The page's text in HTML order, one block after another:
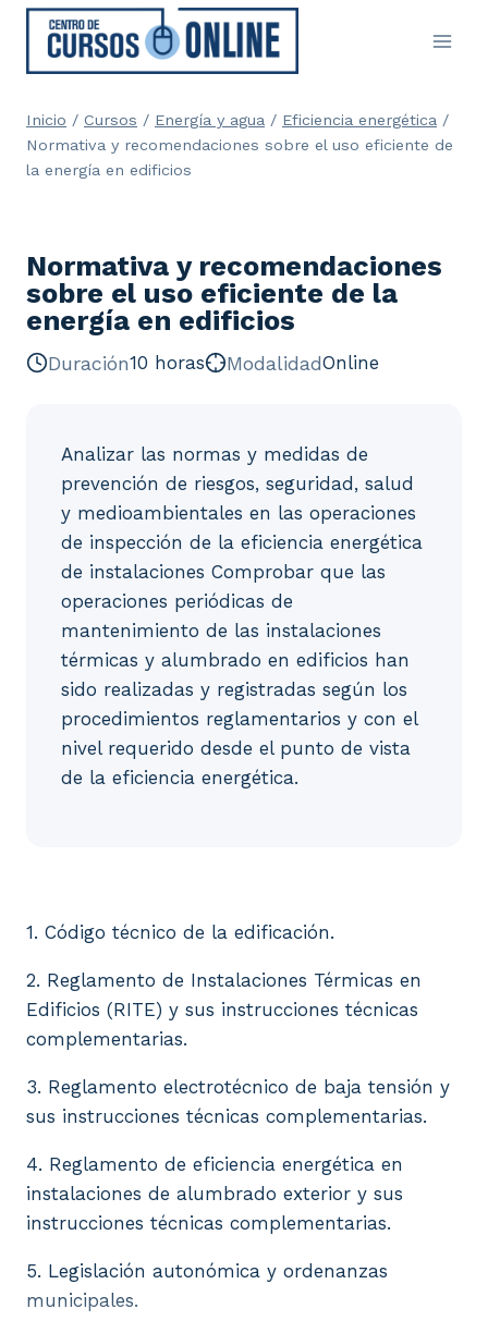
Saltar
contenido
Inicio / Cursos / Energía y agua / Eficiencia energética /
Normativa y recomendaciones sobre el uso eficiente de
la energía en edificios
Normativa y recomendaciones
sobre el uso eficiente de la
energía en edificios
Duración10 horas ModalidadOnline
Analizar las normas y medidas de
prevención de riesgos, seguridad, salud
y medioambientales en las operaciones
de inspección de la eficiencia energética
de instalaciones Comprobar que las
operaciones periódicas de
mantenimiento de las instalaciones
térmicas y alumbrado en edificios han
sido realizadas y registradas según los
procedimientos reglamentarios y con el
nivel requerido desde el punto de vista
de la eficiencia energética.
1. Código técnico de la edificación.
2. Reglamento de Instalaciones Térmicas en
Edificios (RITE) y sus instrucciones técnicas
complementarias.
3. Reglamento electrotécnico de baja tensión y
sus instrucciones técnicas complementarias.
4. Reglamento de eficiencia energética en
instalaciones de alumbrado exterior y sus
instrucciones técnicas complementarias.
5. Legislación autonómica y ordenanzas
municipales.